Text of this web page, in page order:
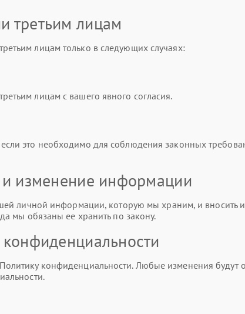
третьим лицам
лицам только в следующих случаях:
лицам с вашего явного согласия.
это необходимо для соблюдения законных
изменение информации
личной информации, которую мы храним, и вносить
мы обязаны ее хранить по закону.
конфиденциальности. Любые изменения будут